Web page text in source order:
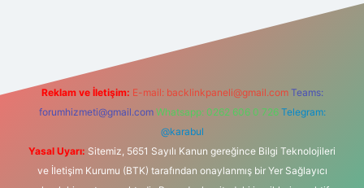
Reklam ve İletişim: E-mail: backlinkpaneli@gmail.com Teams:
forumhizmeti@gmail.com Whatsapp: 0262 606 0 726 Telegram:
@karabul
Yasal Uyarı: Sitemiz, 5651 Sayılı Kanun gereğince Bilgi Teknolojileri
ve İletişim Kurumu (BTK) tarafından onaylanmış bir Yer Sağlayıcı